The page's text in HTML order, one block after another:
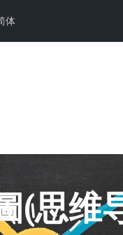
体
(思维